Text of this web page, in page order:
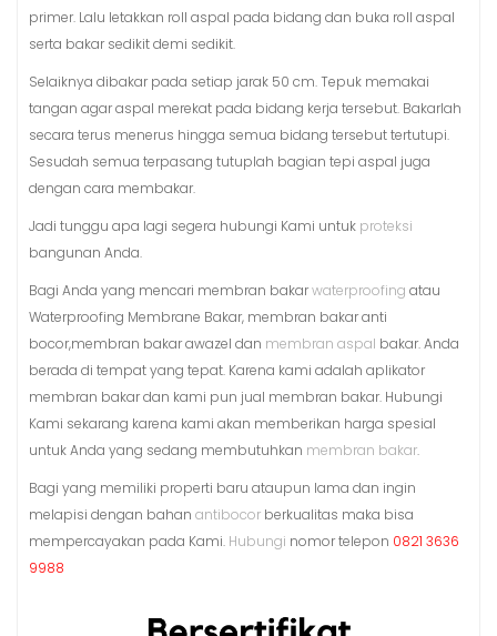
primer. Lalu letakkan roll aspal pada bidang dan buka roll aspal
serta bakar sedikit demi sedikit.
Selaiknya dibakar pada setiap jarak 50 cm. Tepuk memakai
tangan agar aspal merekat pada bidang kerja tersebut. Bakarlah
secara terus menerus hingga semua bidang tersebut tertutupi.
Sesudah semua terpasang tutuplah bagian tepi aspal juga
dengan cara membakar.
Jadi tunggu apa lagi segera hubungi Kami untuk proteksi
bangunan Anda.
Bagi Anda yang mencari membran bakarwaterproofing atau
Waterproofing Membrane Bakar, membran bakar anti
bocor,membran bakar awazel dan membran aspal bakar. Anda
berada di tempat yang tepat. Karena kami adalah aplikator
membran bakar dan kami pun jual membran bakar. Hubungi
Kami sekarang karena kami akan memberikan harga spesial
untuk Anda yang sedang membutuhkan membran bakar.
Bagi yang memiliki properti baru ataupun lama dan ingin
melapisi dengan bahan antibocor berkualitas maka bisa
mempercayakan pada Kami. Hubungi nomor telepon 0821 3636
9988